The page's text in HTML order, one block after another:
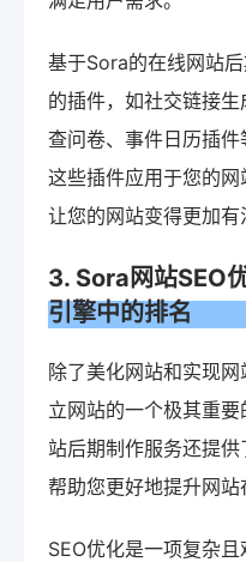
基于Sora的在线网站
的插件，如社交链接
查问卷、事件日历插
这些插件应用于您的网
让您的网站变得更加有
3. Sora网站SEO
引擎中的排名
除了美化网站和实现
立网站的一个极其重
站后期制作服务还提供
帮助您更好地提升网站
SEO优化是一项复杂